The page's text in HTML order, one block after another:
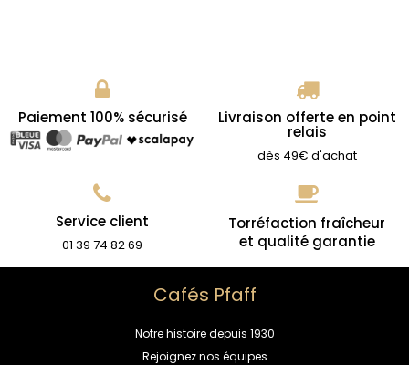
Paiement 100% sécurisé Livraison offerte en point
relais
dès 49€ d'achat
Service client
01 39 74 82 69
Torréfaction fraîcheur
et qualité garantie
Cafés Pfaff
Notre histoire depuis 1930
Rejoignez nos équipes